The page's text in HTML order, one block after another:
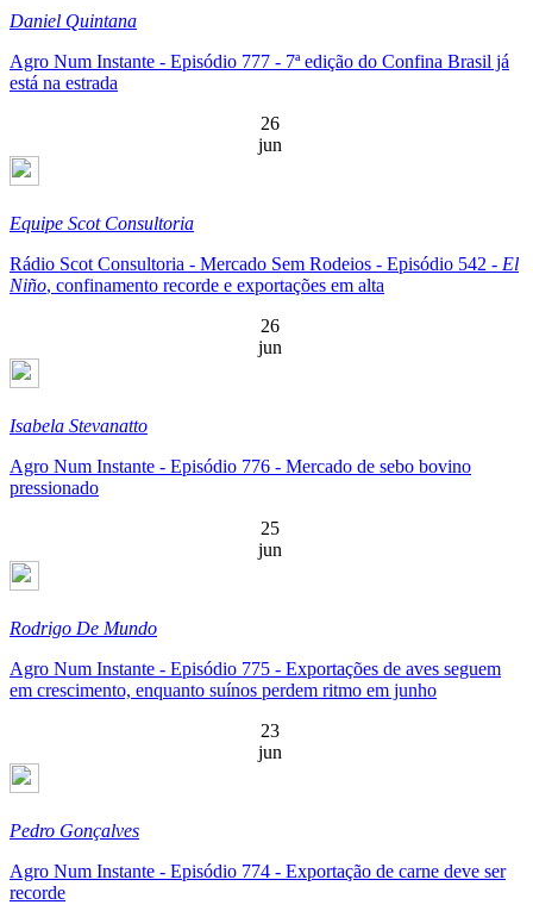
Daniel Quintana
Agro Num Instante - Episódio 777 - 7ª edição do Confina Brasil já
está na estrada
26
jun
Equipe Scot Consultoria
Rádio Scot Consultoria - Mercado Sem Rodeios - Episódio 542 - El
Niño, confinamento recorde e exportações em alta
26
jun
Isabela Stevanatto
Agro Num Instante - Episódio 776 - Mercado de sebo bovino
pressionado
25
jun
Rodrigo De Mundo
Agro Num Instante - Episódio 775 - Exportações de aves seguem
em crescimento, enquanto suínos perdem ritmo em junho
23
jun
Pedro Gonçalves
Agro Num Instante - Episódio 774 - Exportação de carne deve ser
recorde